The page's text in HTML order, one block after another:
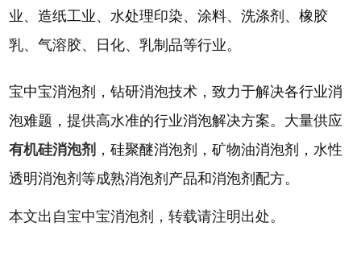
业、造纸工业、水处理印染、涂料、洗涤剂、橡胶
乳、气溶胶、日化、乳制品等行业。
宝中宝消泡剂，钻研消泡技术，致力于解决各行业消
泡难题，提供高水准的行业消泡解决方案。大量供应
有机硅消泡剂 ，硅聚醚消泡剂，矿物油消泡剂，水性
透明消泡剂等成熟消泡剂产品和消泡剂配方。
本文出自宝中宝消泡剂，转载请注明出处。